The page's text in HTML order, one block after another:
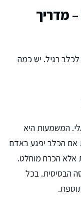
מדריך
לכלב רגיל. יש כמה
המשמעות היא
אם הכלב יפגע באדם
אלא הכרח מוחלט.
הבסיסית. בכל